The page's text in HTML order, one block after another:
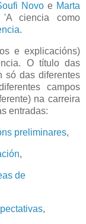
Novo e Marta
ciencia como
.
e explicacións)
O título das
só das diferentes
campos
na carreira
entradas:
preliminares,
,
de
,